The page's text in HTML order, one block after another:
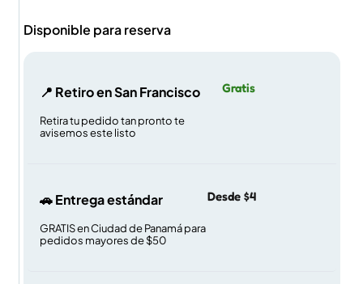
Disponible para reserva
📍 Retiro en San Francisco
Retira tu pedido tan pronto te
avisemos este listo
Gratis
🚗 Entrega estándar
GRATIS en Ciudad de Panamá para
pedidos mayores de $50
Desde $4